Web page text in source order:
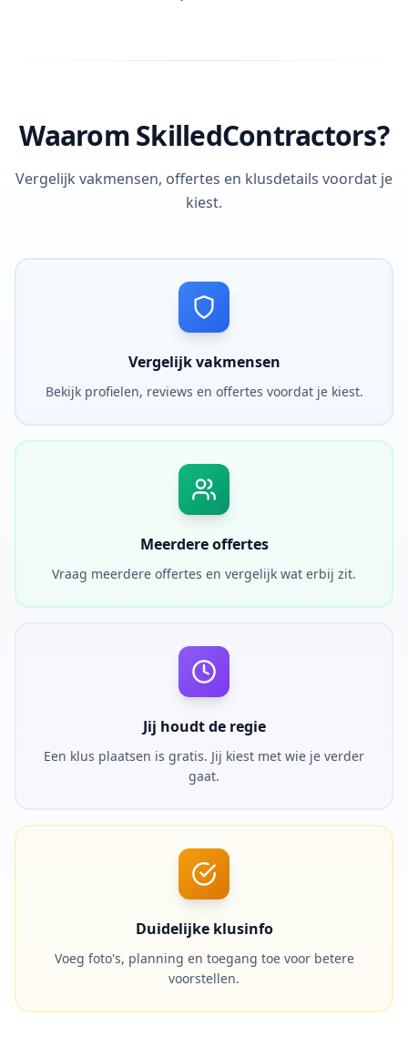
Waarom SkilledContractors?
Vergelijk vakmensen, offertes en klusdetails voordat je
kiest.
Vergelijk vakmensen
Bekijk profielen, reviews en offertes voordat je kiest.
Meerdere offertes
Vraag meerdere offertes en vergelijk wat erbij zit.
Jij houdt de regie
Een klus plaatsen is gratis. Jij kiest met wie je verder
gaat.
Duidelijke klusinfo
Voeg foto's, planning en toegang toe voor betere
voorstellen.